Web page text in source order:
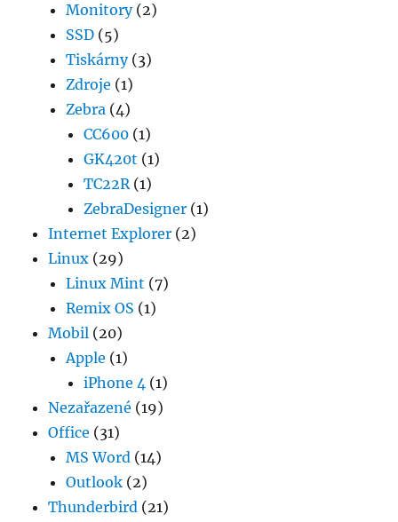
Monitory(2)
SSD (5)
Tiskárny(3)
Zdroje (1)
Zebra (4)
CC600 (1)
GK420t (1)
TC22R(1)
ZebraDesigner (1)
Internet Explorer (2)
Linux (29)
Linux Mint (7)
Remix OS (1)
Mobil (20)
Apple (1)
iPhone 4 (1)
Nezařazené (19)
Office (31)
MS Word (14)
Outlook (2)
Thunderbird (21)